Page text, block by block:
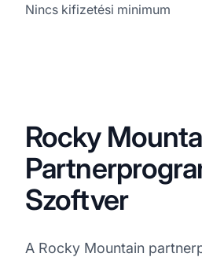
Nincs kifizetési minimum
Rocky
Szoftver
A Rocky Mountain